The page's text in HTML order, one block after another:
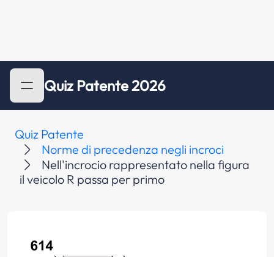
Quiz Patente 2026
Quiz Patente
Norme di precedenza negli incroci
Nell'incrocio rappresentato nella figura
il veicolo R passa per primo